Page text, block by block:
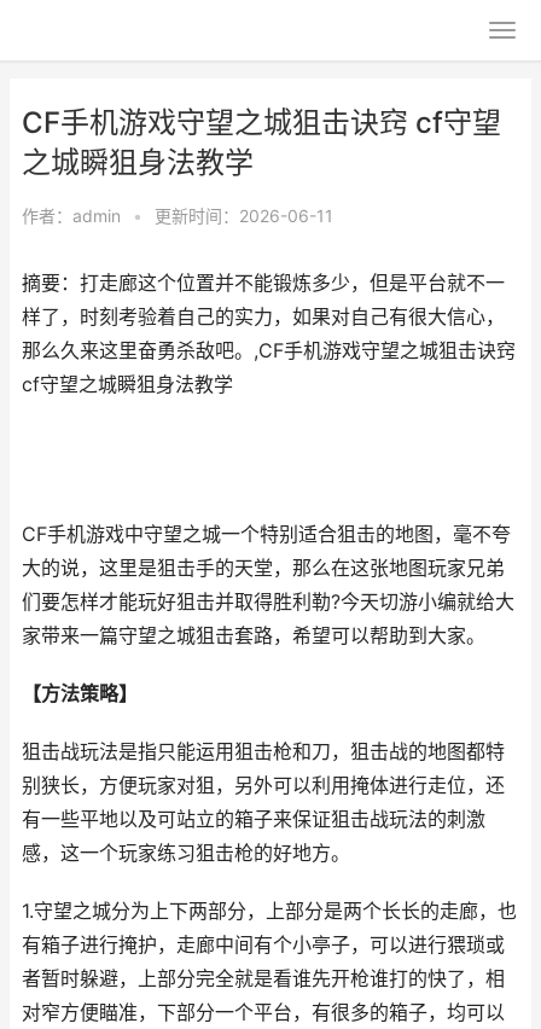
CF手机游戏守望之城狙击诀窍 cf守望
之城瞬狙身法教学
作者： admin • 更新时间：2026-06-11
摘要：打走廊这个位置并不能锻炼多少，但是平台就不一
样了，时刻考验着自己的实力，如果对自己有很大信心，
那么久来这里奋勇杀敌吧。,CF手机游戏守望之城狙击诀窍
cf守望之城瞬狙身法教学
CF手机游戏中守望之城一个特别适合狙击的地图，毫不夸
大的说，这里是狙击手的天堂，那么在这张地图玩家兄弟
们要怎样才能玩好狙击并取得胜利勒?今天切游小编就给大
家带来一篇守望之城狙击套路，希望可以帮助到大家。
【方法策略】
狙击战玩法是指只能运用狙击枪和刀，狙击战的地图都特
别狭长，方便玩家对狙，另外可以利用掩体进行走位，还
有一些平地以及可站立的箱子来保证狙击战玩法的刺激
感，这一个玩家练习狙击枪的好地方。
1.守望之城分为上下两部分，上部分是两个长长的走廊，也
有箱子进行掩护，走廊中间有个小亭子，可以进行猥琐或
者暂时躲避，上部分完全就是看谁先开枪谁打的快了，相
对窄方便瞄准，下部分一个平台，有很多的箱子，均可以